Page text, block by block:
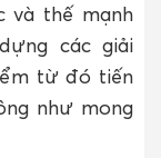
và thế mạnh
các giải
từ đó tiến
như mong